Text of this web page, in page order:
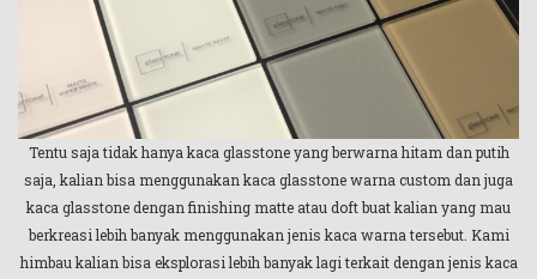
Tentu saja tidak hanya kaca glasstone yang berwarna hitam dan putih
saja, kalian bisa menggunakan kaca glasstone warna custom dan juga
kaca glasstone dengan finishing matte atau doft buat kalian yang mau
berkreasi lebih banyak menggunakan jenis kaca warna tersebut. Kami
himbau kalian bisa eksplorasi lebih banyak lagi terkait dengan jenis kaca